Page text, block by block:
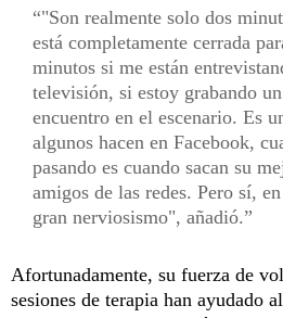
"Son realmente solo dos
está completamente cerrada
minutos si me están
televisión, si estoy grabando
encuentro en el escenario. Es
algunos hacen en Facebook,
pasando es cuando sacan su
amigos de las redes. Pero sí,
gran nerviosismo", añadió.
Afortunadamente, su fuerza de
sesiones de terapia han ayudado